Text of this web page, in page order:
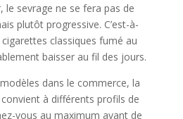
le sevrage ne se fera pas de
plutôt progressive. C’est-à-
classiques fumé au
baisser au fil des jours.
dans le commerce, la
à différents profils de
vous au maximum avant de